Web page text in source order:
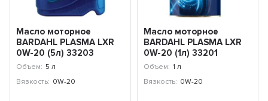
Масло моторное
BARDAHL PLASMA LXR
0W-20 (5л) 33203
Объем: 5 л
Вязкость: 0W-20
Масло моторное
BARDAHL PLASMA LXR
0W-20 (1л) 33201
Объем: 1 л
Вязкость: 0W-20